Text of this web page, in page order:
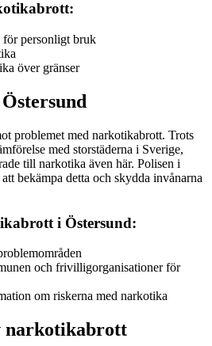
personligt bruk
över gränser
problemet med narkotikabrott. Trots
med storstäderna i Sverige,
till narkotika även här. Polisen i
bekämpa detta och skydda invånarna
i Östersund:
och frivilligorganisationer för
om riskerna med narkotika
narkotikabrott